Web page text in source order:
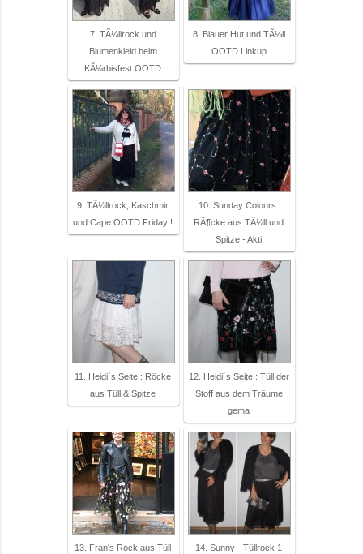
7. TÃ¼llrock und
Blumenkleid beim
KÃ¼rbisfest OOTD
8. Blauer Hut und TÃ¼ll
OOTD Linkup
9. TÃ¼llrock, Kaschmir
und Cape OOTD Friday !
10. Sunday Colours:
RÃ¶cke aus TÃ¼ll und
Spitze - Akti
11. Heidi´s Seite : Röcke
aus Tüll & Spitze
12. Heidi´s Seite : Tüll der
Stoff aus dem Träume
gema
13. Fran's Rock aus Tüll 14. Sunny - Tüllrock 1